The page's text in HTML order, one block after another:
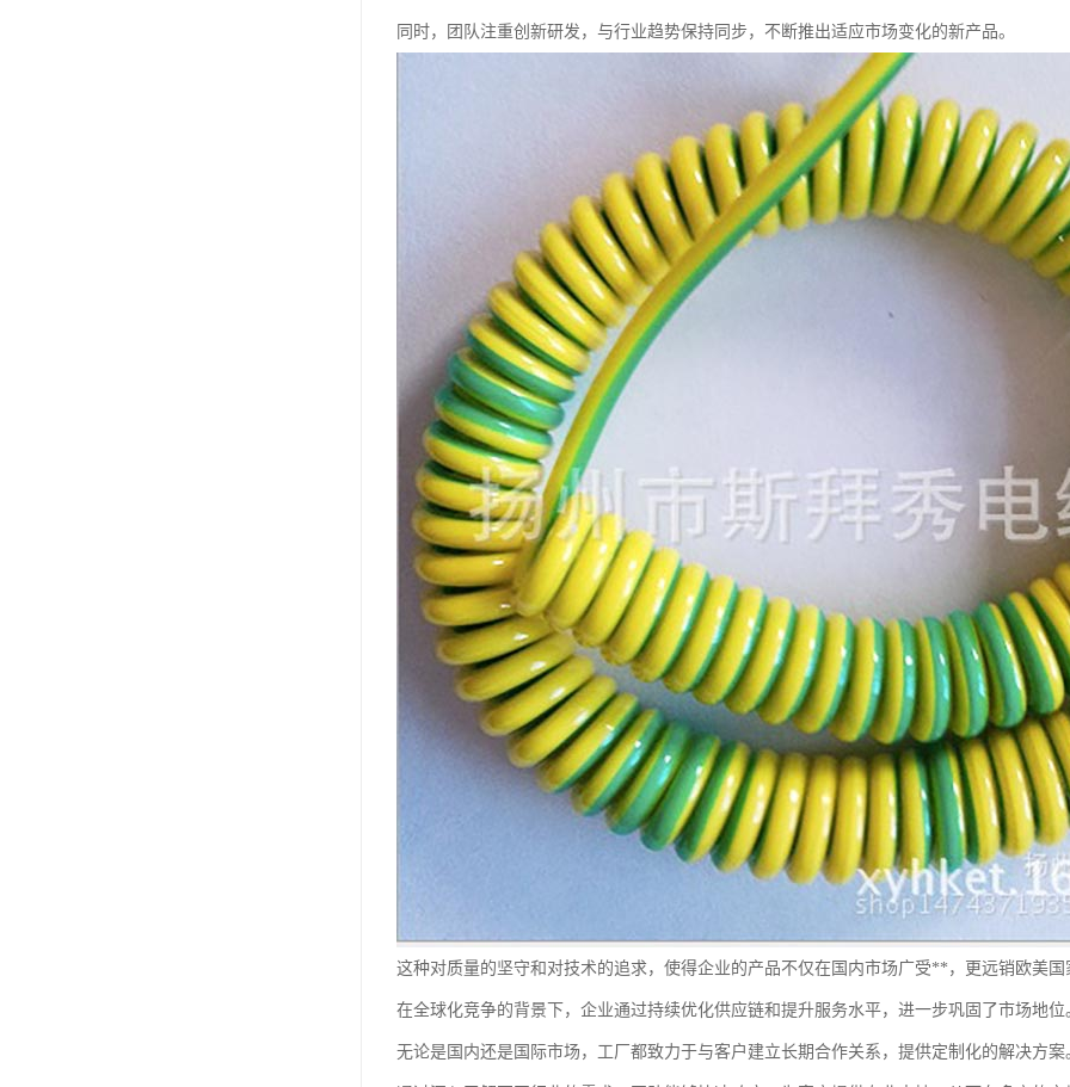
同时，团队注重创新研发，与行业趋势保持同步，不断推出适应市场变化的新产品。
这种对质量的坚守和对技术的追求，使得企业的产品不仅在国内市场广受**，更远销欧美
在全球化竞争的背景下，企业通过持续优化供应链和提升服务水平，进一步巩固了市场地位
无论是国内还是国际市场，工厂都致力于与客户建立长期合作关系，提供定制化的解决方案